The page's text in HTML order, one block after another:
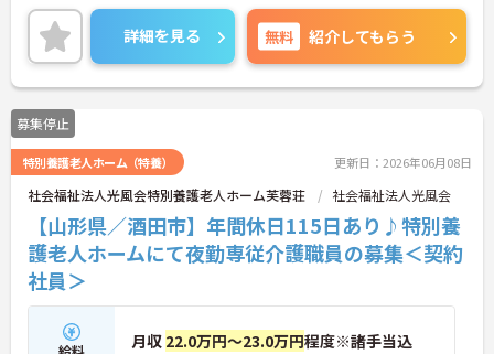
詳細を見る 無料 紹介してもらう
募集停止
特別養護老人ホーム（特養） 更新日：2026年06月08日
社会福祉法人光風会特別養護老人ホーム芙蓉荘 社会福祉法人光風会
【山形県／酒田市】年間休日115日あり♪特別養
護老人ホームにて夜勤専従介護職員の募集＜契約
社員＞
月収 22.0万円～23.0万円程度※諸手当込